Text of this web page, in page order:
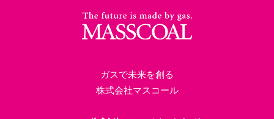
ガスで未来を創る
株式会社マスコール